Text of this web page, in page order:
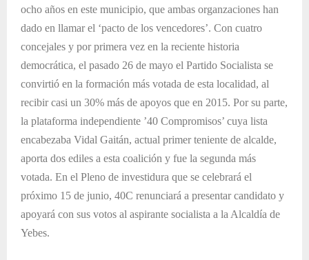
ocho años en este municipio, que ambas organzaciones han
dado en llamar el ‘pacto de los vencedores’. Con cuatro
concejales y por primera vez en la reciente historia
democrática, el pasado 26 de mayo el Partido Socialista se
convirtió en la formación más votada de esta localidad, al
recibir casi un 30% más de apoyos que en 2015. Por su parte,
la plataforma independiente ’40 Compromisos’ cuya lista
encabezaba Vidal Gaitán, actual primer teniente de alcalde,
aporta dos ediles a esta coalición y fue la segunda más
votada. En el Pleno de investidura que se celebrará el
próximo 15 de junio, 40C renunciará a presentar candidato y
apoyará con sus votos al aspirante socialista a la Alcaldía de
Yebes.